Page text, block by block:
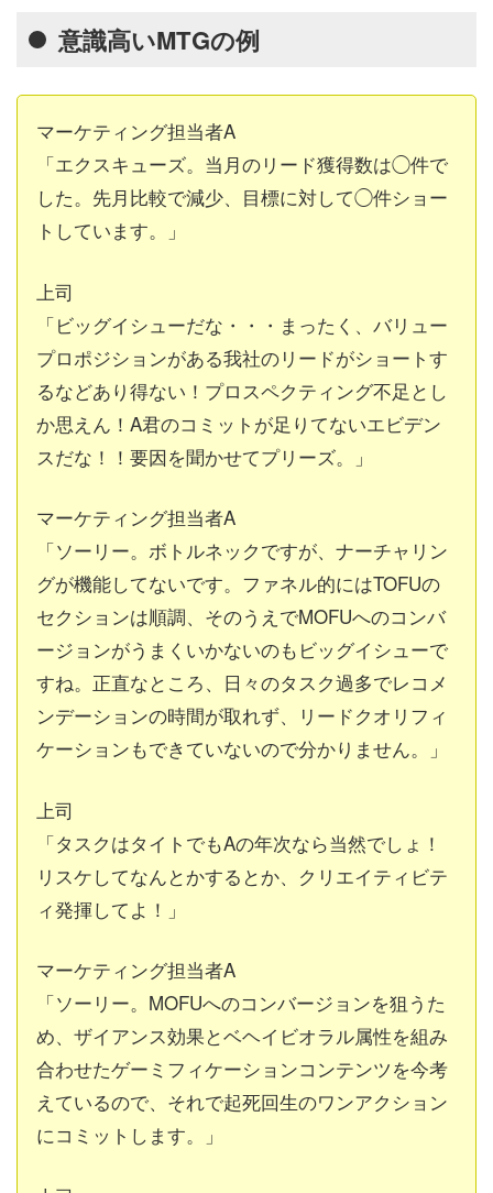
意識高いMTGの例
マーケティング担当者A
「エクスキューズ。当月のリード獲得数は◯件で
した。先月比較で減少、目標に対して◯件ショー
トしています。」
上司
「ビッグイシューだな・・・まったく、バリュー
プロポジションがある我社のリードがショートす
るなどあり得ない！プロスペクティング不足とし
か思えん！A君のコミットが足りてないエビデン
スだな！！要因を聞かせてプリーズ。」
マーケティング担当者A
「ソーリー。ボトルネックですが、ナーチャリン
グが機能してないです。ファネル的にはTOFUの
セクションは順調、そのうえでMOFUへのコンバ
ージョンがうまくいかないのもビッグイシューで
すね。正直なところ、日々のタスク過多でレコメ
ンデーションの時間が取れず、リードクオリフィ
ケーションもできていないので分かりません。」
上司
「タスクはタイトでもAの年次なら当然でしょ！
リスケしてなんとかするとか、クリエイティビテ
ィ発揮してよ！」
マーケティング担当者A
「ソーリー。MOFUへのコンバージョンを狙うた
め、ザイアンス効果とベヘイビオラル属性を組み
合わせたゲーミフィケーションコンテンツを今考
えているので、それで起死回生のワンアクション
にコミットします。」